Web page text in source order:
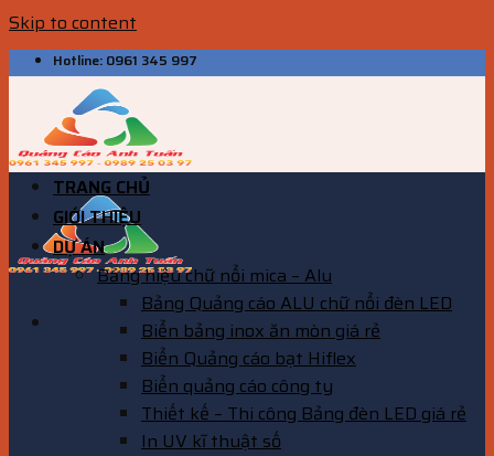
Skip to content
Hotline: 0961 345 997
TRANG CHỦ
GIỚI THIỆU
DỰ ÁN
Bảng hiệu chữ nổi mica – Alu
Bảng Quảng cáo ALU chữ nổi đèn LED
Biển bảng inox ăn mòn giá rẻ
Biển Quảng cáo bạt Hiflex
Biển quảng cáo công ty
Thiết kế – Thi công Bảng đèn LED giá rẻ
In UV kĩ thuật số